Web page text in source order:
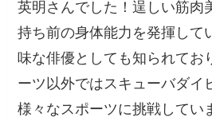
英明さんでした！逞しい筋肉
持ち前の身体能力を発揮して
味な俳優としても知られてお
ーツ以外ではスキューバダイ
様々なスポーツに挑戦してい